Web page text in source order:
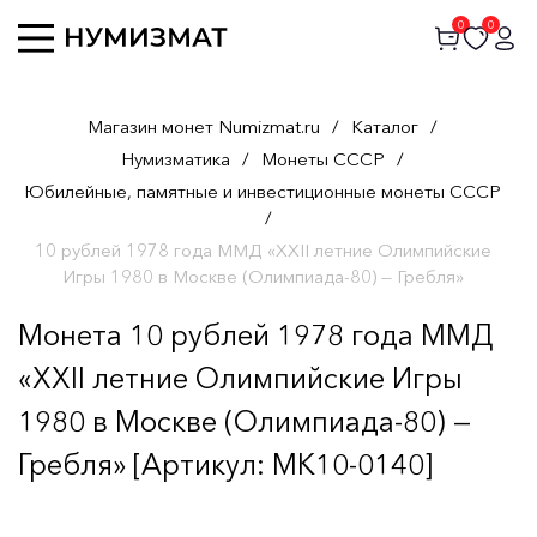
0 0
Магазин монет Numizmat.ru / Каталог /
Нумизматика / Монеты СССР /
Юбилейные, памятные и инвестиционные монеты СССР
/
10 рублей 1978 года ММД «XXII летние Олимпийские
Игры 1980 в Москве (Олимпиада-80) — Гребля»
Монета 10 рублей 1978 года ММД
«XXII летние Олимпийские Игры
1980 в Москве (Олимпиада-80) —
Гребля» [Артикул: MK10-0140]